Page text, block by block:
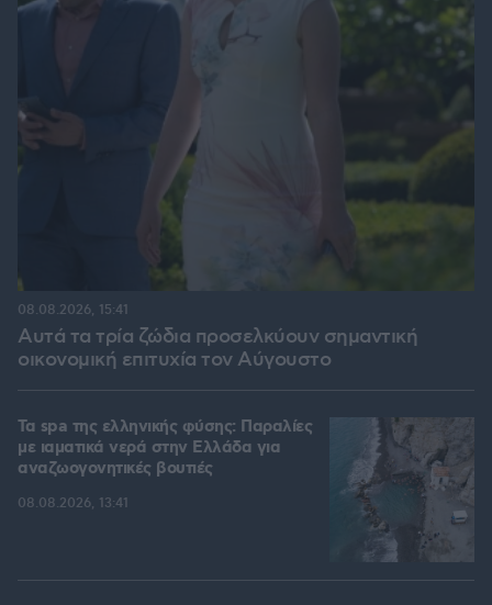
Αυτά τα τρία ζώδια προσελκύουν σημαντική
οικονομική επιτυχία τον Αύγουστο
08.08.2026, 15:41
Τα spa της ελληνικής φύσης: Παραλίες
με ιαματικά νερά στην Ελλάδα για
αναζωογονητικές βουτιές
08.08.2026, 13:41